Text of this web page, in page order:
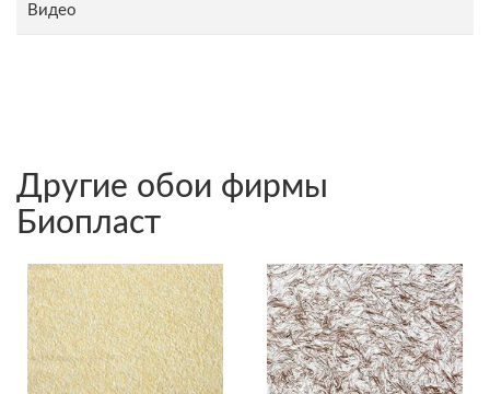
Видео
Другие обои фирмы
Биопласт